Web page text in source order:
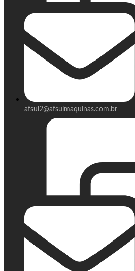
afsul2@afsulmaquinas.com.br